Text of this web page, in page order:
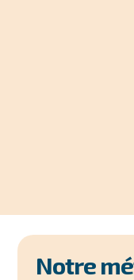
Notre